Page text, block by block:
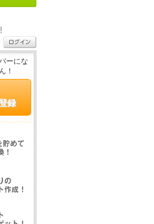
ーにな
！
録